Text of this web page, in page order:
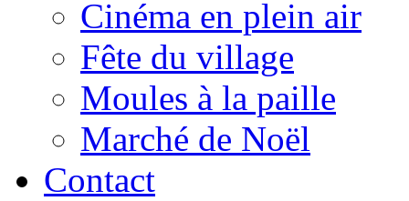
Cinéma en plein air
Fête du village
Moules à la paille
Marché de Noël
Contact